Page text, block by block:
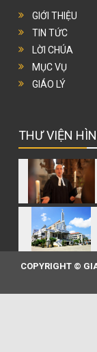
GIỚI THIỆU
TIN TỨC
LỜI CHÚA
MỤC VỤ
GIÁO LÝ
THƯ VIỆN
COPYRIGHT ©